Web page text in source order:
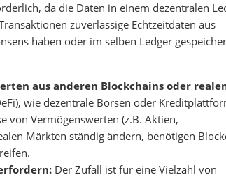
da die Daten in einem dezentralen
zuverlässige Echtzeitdaten aus
haben oder im selben Ledger
aus anderen Blockchains oder
wie dezentrale Börsen oder
von Vermögenswerten (z.B. Aktien,
Märkten ständig ändern, benötigen
Der Zufall ist für eine Vielzahl von